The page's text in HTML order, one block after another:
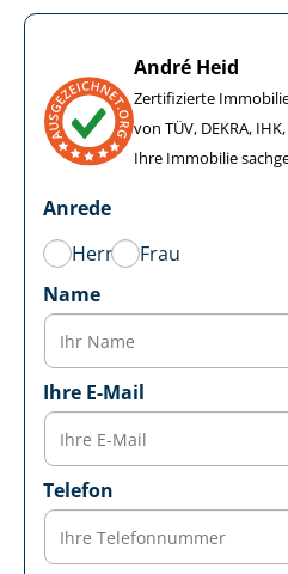
André Heid
Zertifizierte
von TÜV, DEKRA,
Ihre Immobilie
Anrede
Herr
Frau
Name
Ihre E-Mail
Telefon